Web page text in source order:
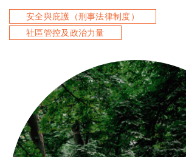
安全與庇護（刑事法律制度）
社區管控及政治力量